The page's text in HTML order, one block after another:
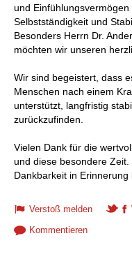
und
Selbstständigkeit und
Besonders Herrn Dr.
möchten wir unseren
Wir sind begeistert, dass
Menschen nach einem
unterstützt, langfristig
zurückzufinden.
Vielen Dank für die
und diese besondere
Dankbarkeit in Erinnerung
Verstoß melden
Kommentieren